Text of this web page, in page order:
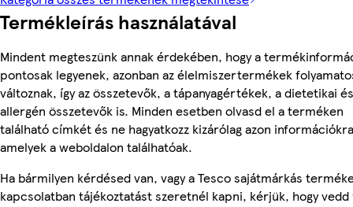
Termékleírás használatával
Mindent megteszünk annak érdekében, hogy a
pontosak legyenek, azonban az élelmiszertermékek
változnak, így az összetevők, a tápanyagértékek, a dietetikai és
allergén összetevők is. Minden esetben olvasd el a terméken
található címkét és ne hagyatkozz kizárólag azon
amelyek a weboldalon találhatóak.
Ha bármilyen kérdésed van, vagy a Tesco sajátmárkás
kapcsolatban tájékoztatást szeretnél kapni, kérjük, hogy vedd